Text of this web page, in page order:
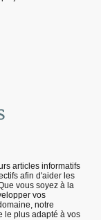
articles informatifs
afin d'aider les
vous soyez à la
vos
notre
le plus adapté à vos